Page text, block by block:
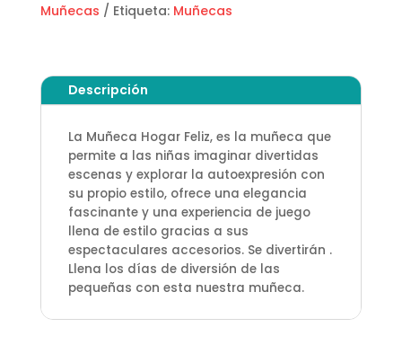
Muñecas
Etiqueta: Muñecas
Descripción
La Muñeca Hogar Feliz, es la muñeca que
permite a las niñas imaginar divertidas
escenas y explorar la autoexpresión con
su propio estilo, ofrece una elegancia
fascinante y una experiencia de juego
llena de estilo gracias a sus
espectaculares accesorios. Se divertirán .
Llena los días de diversión de las
pequeñas con esta nuestra muñeca.